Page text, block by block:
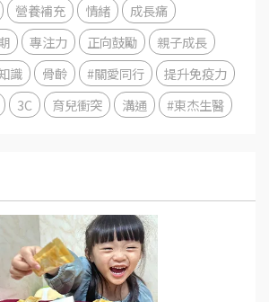
營養補充 情緒
成長痛
專注力 正向鼓勵
親子成長
識 骨齡 #關愛同行
提升免疫力
3C 育兒衝突 溝通 #東杰生醫